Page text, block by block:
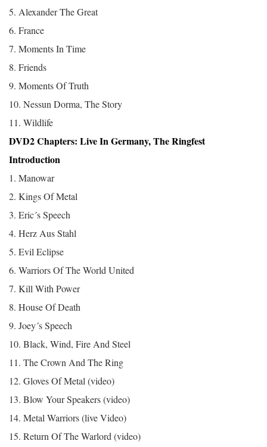
5. Alexander The Great
6. France
7. Moments In Time
8. Friends
9. Moments Of Truth
10. Nessun Dorma, The Story
11. Wildlife
DVD2 Chapters: Live In Germany, The Ringfest
Introduction
1. Manowar
2. Kings Of Metal
3. Eric´s Speech
4. Herz Aus Stahl
5. Evil Eclipse
6. Warriors Of The World United
7. Kill With Power
8. House Of Death
9. Joey´s Speech
10. Black, Wind, Fire And Steel
11. The Crown And The Ring
12. Gloves Of Metal (video)
13. Blow Your Speakers (video)
14. Metal Warriors (live Video)
15. Return Of The Warlord (video)